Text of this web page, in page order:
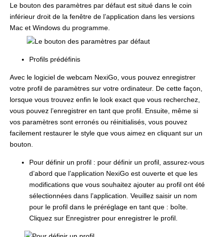
Le bouton des paramètres par défaut est situé dans le coin
inférieur droit de la fenêtre de l’application dans les versions
Mac et Windows du programme.
Profils prédéfinis
Avec le logiciel de webcam NexiGo, vous pouvez enregistrer
votre profil de paramètres sur votre ordinateur. De cette façon,
lorsque vous trouvez enfin le look exact que vous recherchez,
vous pouvez l’enregistrer en tant que profil. Ensuite, même si
vos paramètres sont erronés ou réinitialisés, vous pouvez
facilement restaurer le style que vous aimez en cliquant sur un
bouton.
Pour définir un profil : pour définir un profil, assurez-vous
d’abord que l’application NexiGo est ouverte et que les
modifications que vous souhaitez ajouter au profil ont été
sélectionnées dans l’application. Veuillez saisir un nom
pour le profil dans le préréglage en tant que : boîte.
Cliquez sur Enregistrer pour enregistrer le profil.